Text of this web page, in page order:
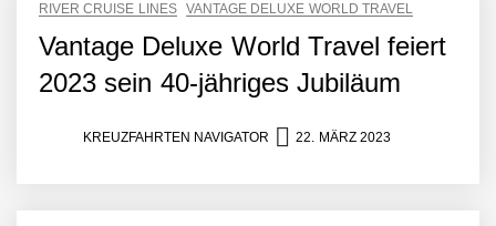
RIVER CRUISE LINES VANTAGE DELUXE WORLD TRAVEL
Vantage Deluxe World Travel feiert
2023 sein 40-jähriges Jubiläum
KREUZFAHRTEN NAVIGATOR 22. MÄRZ 2023